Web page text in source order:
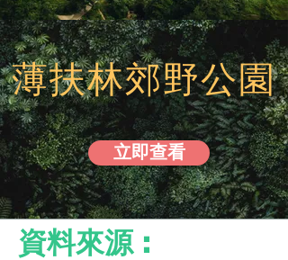
薄扶林郊野公園
立即查看
資料來源 :